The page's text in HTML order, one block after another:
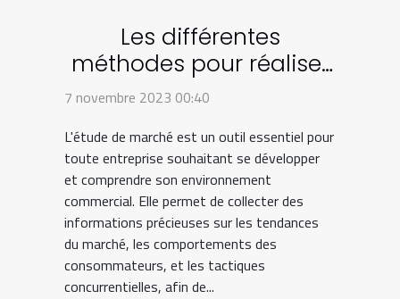
Les différentes
méthodes pour réaliser
une étude de marché et
7 novembre 2023 00:40
L'étude de marché est un outil essentiel pour
toute entreprise souhaitant se développer
et comprendre son environnement
commercial. Elle permet de collecter des
informations précieuses sur les tendances
du marché, les comportements des
consommateurs, et les tactiques
concurrentielles, afin de...